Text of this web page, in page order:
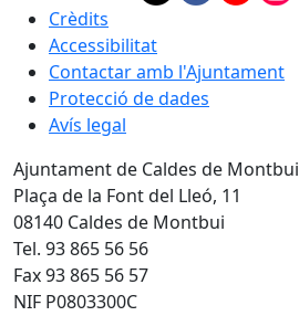
Crèdits
Accessibilitat
Contactar amb l'Ajuntament
Protecció de dades
Avís legal
Ajuntament de Caldes de Montbui
Plaça de la Font del Lleó, 11
08140 Caldes de Montbui
Tel. 93 865 56 56
Fax 93 865 56 57
NIF P0803300C